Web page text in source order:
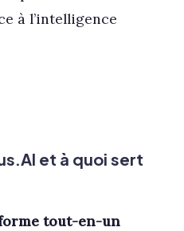
à l’intelligence
et à quoi sert
tout-en-un